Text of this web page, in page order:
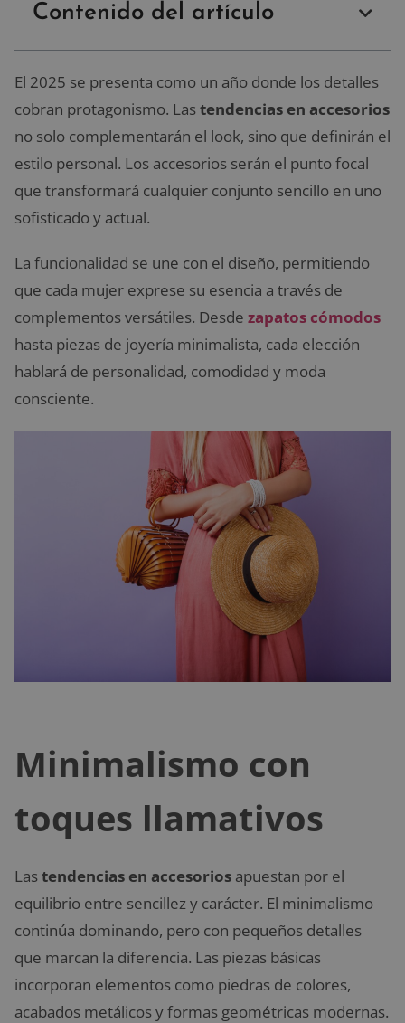
Contenido del artículo
El 2025 se presenta como un año donde los detalles
cobran protagonismo. Lastendencias en accesorios
no solo complementarán el look, sino que definirán el
estilo personal. Los accesorios serán el punto focal
que transformará cualquier conjunto sencillo en uno
sofisticado y actual.
La funcionalidad se une con el diseño, permitiendo
que cada mujer exprese su esencia a través de
complementos versátiles. Desde zapatos cómodos
hasta piezas de joyería minimalista, cada elección
hablará de personalidad, comodidad y moda
consciente.
Minimalismo con
toques llamativos
Lastendencias en accesorios apuestan por el
equilibrio entre sencillez y carácter. El minimalismo
continúa dominando, pero con pequeños detalles
que marcan la diferencia. Las piezas básicas
incorporan elementos como piedras de colores,
acabados metálicos y formas geométricas modernas.